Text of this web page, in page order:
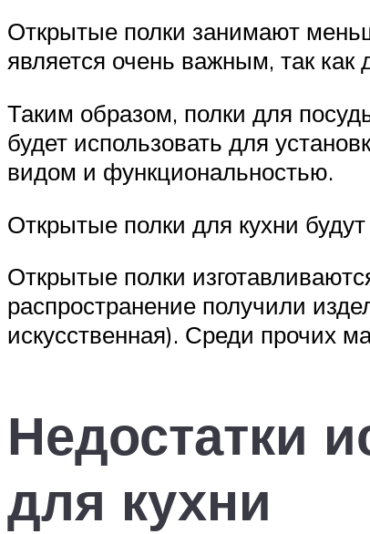
Открытые полки занимают
является очень важным, так
Таким образом, полки для
будет использовать для
видом и функциональностью.
Открытые полки для кухни
Открытые полки
распространение получили
искусственная). Среди прочих
Недостатки
для кухни